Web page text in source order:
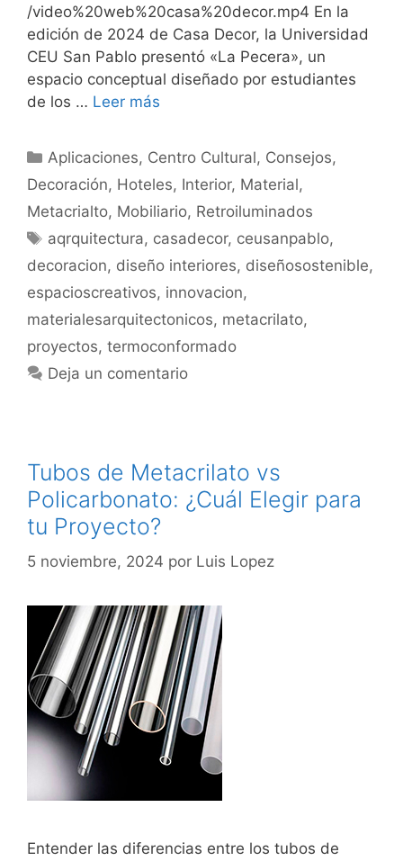
/video%20web%20casa%20decor.mp4 En la
edición de 2024 de Casa Decor, la Universidad
CEU San Pablo presentó «La Pecera», un
espacio conceptual diseñado por estudiantes
de los … Leer más
Aplicaciones, Centro Cultural, Consejos,
Decoración, Hoteles, Interior, Material,
Metacrialto, Mobiliario, Retroiluminados
aqrquitectura, casadecor, ceusanpablo,
decoracion, diseño interiores, diseñosostenible,
espacioscreativos, innovacion,
materialesarquitectonicos, metacrilato,
proyectos, termoconformado
Deja un comentario
Tubos de Metacrilato vs
Policarbonato: ¿Cuál Elegir para
tu Proyecto?
5 noviembre, 2024 por Luis Lopez
Entender las diferencias entre los tubos de